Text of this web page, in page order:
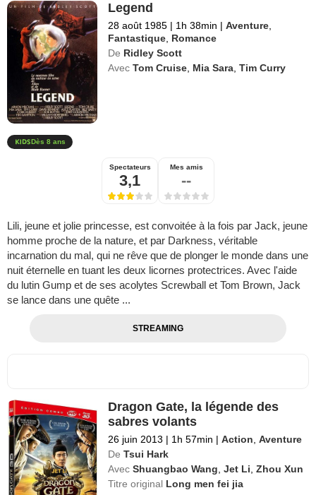
Legend
28 août 1985 | 1h 38min | Aventure
Fantastique Romance
De Ridley Scott
Avec Tom Cruise Mia Sara ,Tim Curry
Dès 8 ans
Spectateurs
3,1
Mes amis
--
Lili, jeune et jolie princesse, est convoitée à la fois par Jack, jeune
homme proche de la nature, et par Darkness, véritable
incarnation du mal, qui ne rêve que de plonger le monde dans une
nuit éternelle en tuant les deux licornes protectrices. Avec l'aide
du lutin Gump et de ses acolytes Screwball et Tom Brown, Jack
se lance dans une quête ...
STREAMING
Dragon Gate, la légende des
sabres volants
26 juin 2013 | 1h 57min | Action ,Aventure
De Tsui Hark
Avec Shuangbao Wang ,Jet Li ,Zhou Xun
Titre original Long men fei jia